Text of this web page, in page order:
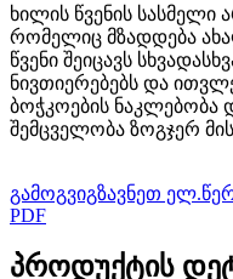
ხილის წვენის სასმელი
რომელიც მზადდება
წვენი შეიცავს
ნივთიერებებს და
ბოჭკოების ნაკლებობა
შემცველობა ზოგჯერ
გამოგვიგზავნეთ
PDF
პროდუქტის